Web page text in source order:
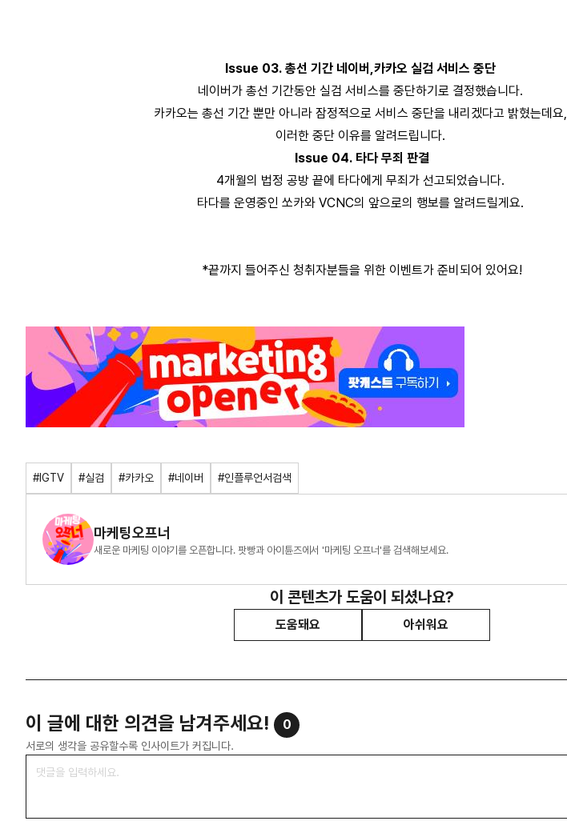
Issue 03. 총선 기간 네이버,카카오 실검 서비스 중단
네이버가 총선 기간동안 실검 서비스를 중단하기로 결정했습니다.
카카오는 총선 기간 뿐만 아니라 잠정적으로 서비스 중단을 내리겠다고 밝혔는데요,
이러한 중단 이유를 알려드립니다.
Issue 04. 타다 무죄 판결
4개월의 법정 공방 끝에 타다에게 무죄가 선고되었습니다.
타다를 운영중인 쏘카와 VCNC의 앞으로의 행보를 알려드릴게요.
*끝까지 들어주신 청취자분들을 위한 이벤트가 준비되어 있어요!
#IGTV #실검 #카카오 #네이버 #인플루언서검색
마케팅오프너
새로운 마케팅 이야기를 오픈합니다. 팟빵과 아이튠즈에서 '마케팅 오프너'를 검색해보세요.
이 콘텐츠가 도움이 되셨나요?
도움돼요 아쉬워요
이 글에 대한 의견을 남겨주세요! 0
서로의 생각을 공유할수록 인사이트가 커집니다.